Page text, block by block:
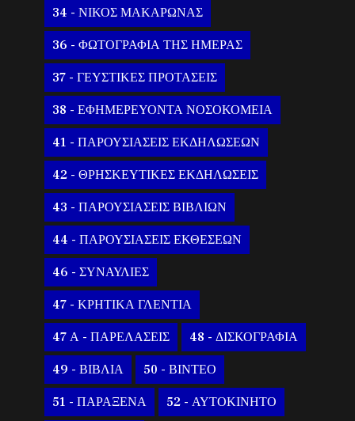
34 - ΝΙΚΟΣ ΜΑΚΑΡΩΝΑΣ
36 - ΦΩΤΟΓΡΑΦΙΑ ΤΗΣ ΗΜΕΡΑΣ
37 - ΓΕΥΣΤΙΚΕΣ ΠΡΟΤΑΣΕΙΣ
38 - ΕΦΗΜΕΡΕΥΟΝΤΑ ΝΟΣΟΚΟΜΕΙΑ
41 - ΠΑΡΟΥΣΙΑΣΕΙΣ ΕΚΔΗΛΩΣΕΩΝ
42 - ΘΡΗΣΚΕΥΤΙΚΕΣ ΕΚΔΗΛΩΣΕΙΣ
43 - ΠΑΡΟΥΣΙΑΣΕΙΣ ΒΙΒΛΙΩΝ
44 - ΠΑΡΟΥΣΙΑΣΕΙΣ ΕΚΘΕΣΕΩΝ
46 - ΣΥΝΑΥΛΙΕΣ
47 - ΚΡΗΤΙΚΑ ΓΛΕΝΤΙΑ
47 Α - ΠΑΡΕΛΑΣΕΙΣ 48 - ΔΙΣΚΟΓΡΑΦΙΑ
49 - ΒΙΒΛΙΑ 50 - ΒΙΝΤΕΟ
51 - ΠΑΡΑΞΕΝΑ 52 - ΑΥΤΟΚΙΝΗΤΟ